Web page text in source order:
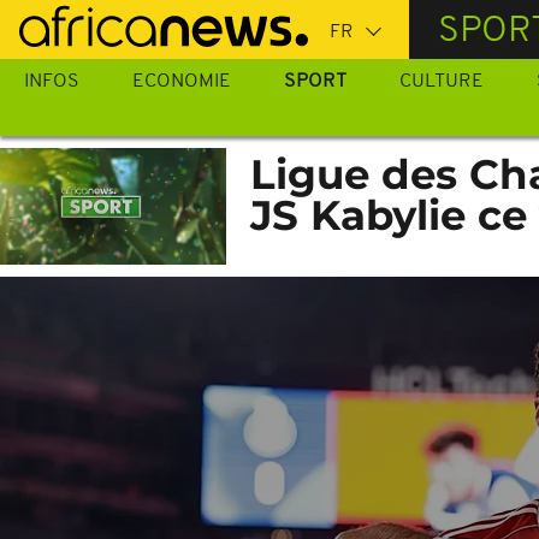
Passer
au
contenu
INFOS ECONOMIE SPORT CULTURE
Ligue des
JS Kabylie